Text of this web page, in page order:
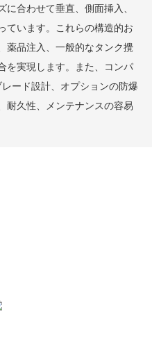
合わせて垂直、側面挿入、
ています。これらの構造的お
薬品注入、一般的なタンク攪
を実現します。また、コンパ
ード設計、オプションの防爆
耐久性、メンテナンスの容易